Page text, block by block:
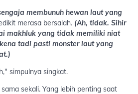
membunuh hewan laut yang
merasa bersalah. (Ah, tidak. Sihir
makhluk yang tidak memiliki niat
tadi pasti monster laut yang
simpulnya singkat.
sekali. Yang lebih penting saat